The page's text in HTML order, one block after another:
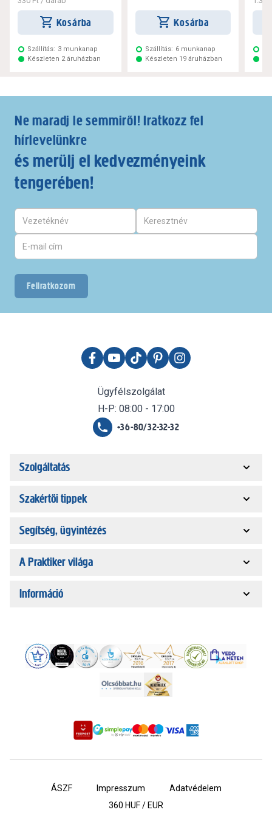
Kosárba
Szállítás: 3 munkanap
Készleten 2 áruházban
Kosárba
Szállítás: 6 munkanap
Készleten 19 áruházban
Ne maradj le semmiről! Iratkozz fel
hírlevelünkre
és merülj el kedvezményeink
tengerében!
Feliratkozom
Ügyfélszolgálat
H-P: 08:00 - 17:00
+36-80/32-32-32
Szolgáltatás
Szakértői tippek
Segítség, ügyintézés
A Praktiker világa
Információ
ÁSZF Impresszum
Adatvédelem
360 HUF / EUR